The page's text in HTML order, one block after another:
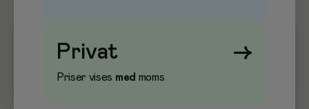
Privat →
Priser vises med moms